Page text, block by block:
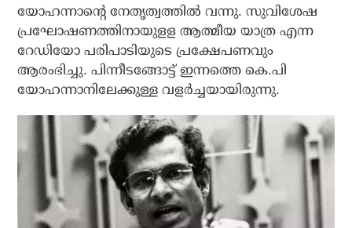
യോഹന്നാന്റെ നേതൃത്വത്തില്‍ വന്നു. സുവിശേഷ
പ്രഘോഷണത്തിനായുളള ആത്മീയ യാത്ര എന്ന
റേഡിയോ പരിപാടിയുടെ പ്രക്ഷേപണവും
ആരംഭിച്ചു. പിന്നീടങ്ങോട്ട് ഇന്നത്തെ കെ.പി
യോഹന്നാനിലേക്കുള്ള വളര്‍ച്ചയായിരുന്നു.